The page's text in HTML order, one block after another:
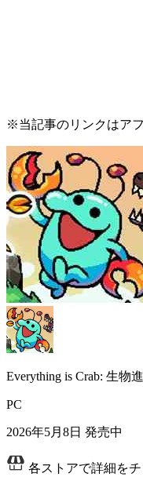
※当記事のリンクはア
Everything is Crab: 生物
PC
2026年5月8日 発売中
各ストアで詳細をチ